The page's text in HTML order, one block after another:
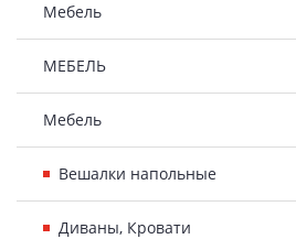
Мебель
МЕБЕЛЬ
Мебель
Вешалки напольные
Диваны, Кровати